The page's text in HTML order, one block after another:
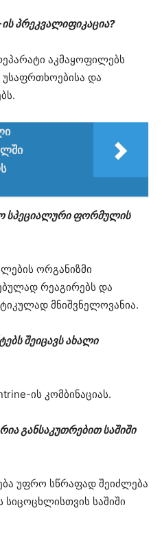
ის პრეკვალიფიკაცია?
აკმაყოფილებს
და
სპეციალური ფორმულის
ორგანიზმი
რეაგირებს და
მნიშვნელოვანია.
შეიცავს ახალი
ის კომბინაციას.
განსაკუთრებით საშიში
უფრო სწრაფად შეიძლება
სიცოცხლისთვის საშიში